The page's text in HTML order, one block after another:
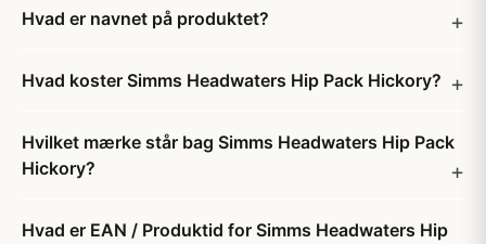
Hvad er navnet på produktet?
Hvad koster Simms Headwaters Hip Pack Hickory?
Hvilket mærke står bag Simms Headwaters Hip Pack
Hickory?
Hvad er EAN / Produktid for Simms Headwaters Hip